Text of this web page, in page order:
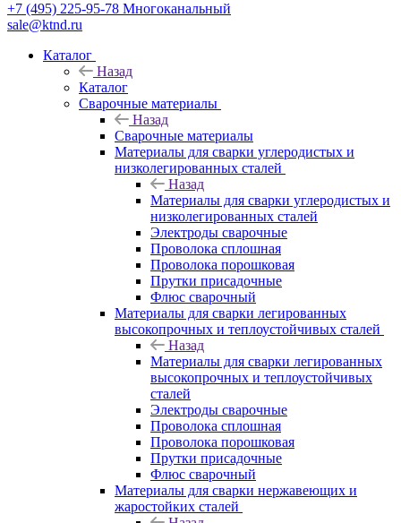
+7 (495) 225-95-78 Многоканальный
sale@ktnd.ru
Каталог
Назад
Каталог
Сварочные материалы
Назад
Сварочные материалы
Материалы для сварки углеродистых и
низколегированных сталей
Назад
Материалы для сварки углеродистых и
низколегированных сталей
Электроды сварочные
Проволока сплошная
Проволока порошковая
Прутки присадочные
Флюс сварочный
Материалы для сварки легированных
высокопрочных и теплоустойчивых сталей
Назад
Материалы для сварки легированных
высокопрочных и теплоустойчивых
сталей
Электроды сварочные
Проволока сплошная
Проволока порошковая
Прутки присадочные
Флюс сварочный
Материалы для сварки нержавеющих и
жаростойких сталей